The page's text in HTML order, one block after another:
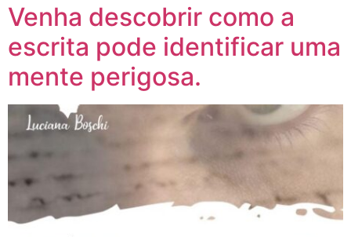
Venha descobrir como a
escrita pode identificar uma
mente perigosa.